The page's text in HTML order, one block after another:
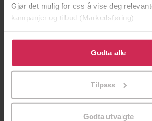
Gjør det mulig for oss å vise deg
kampanjer og tilbud (Markedsføring)
Klikk på «Godta alle» for å gi oss ditt
bruke cookies for alle disse formålene.
tilpasse ditt samtykke til spesifikke
Godta alle
Tilpass
Godta utvalgte
249,-
EBOK